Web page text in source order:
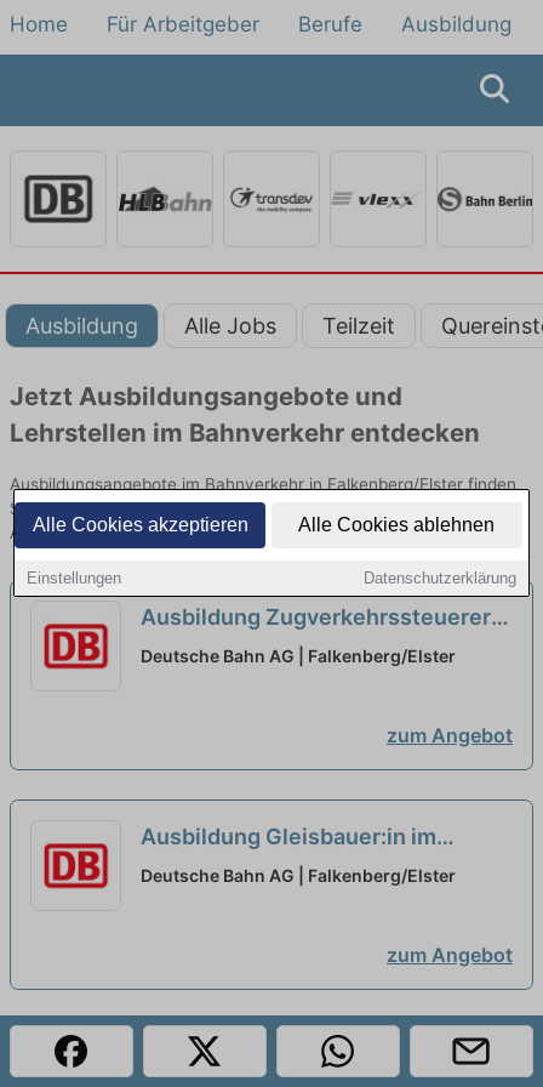
Alle Cookies akzeptieren Alle Cookies ablehnen
Einstellungen Datenschutzerklärung
Home Für Arbeitgeber Berufe Ausbildung
Ausbildung Alle Jobs Teilzeit
Jetzt Ausbildungsangebote und
Lehrstellen im Bahnverkehr entdecken
Ausbildungsangebote im Bahnverkehr in Falkenberg/Elster finden
Sie von namhaften Firmen. Entdecken Sie freie Optionen von Top-
Arbeitgebern und bewerben Sie sich noch heute.
Ausbildung Zugverkehrssteuerer
2027 (w/m/d)... neu
Deutsche Bahn AG | Falkenberg/Elster
zum Angebot
Ausbildung Gleisbauer:in im
Streckennetz 2027... neu
Deutsche Bahn AG | Falkenberg/Elster
zum Angebot